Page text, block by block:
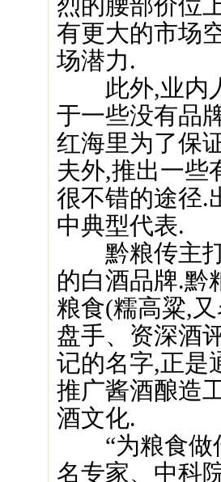
烈的腰部价位
有更大的市场
场潜力.
此外,业内人
于一些没有品
红海里为了保
夫外,推出一些
很不错的途径.
中典型代表.
黔粮传主打
的白酒品牌.黔
粮食(糯高粱,
盘手、资深酒
记的名字,正是
推广酱酒酿造
酒文化.
“为粮食做传
名专家、中科